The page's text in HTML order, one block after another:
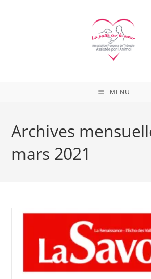
MENU
Archives
mars 2021